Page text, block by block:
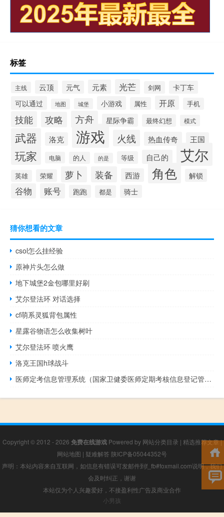
标签
主线 云顶 元气 元素 光芒 剑网 卡丁车
可以通过 地图 城堡 小游戏 属性 开原 手机
技能 攻略 方舟 星际争霸 最终幻想 模式
武器 洛克 游戏 火线 热血传奇 王国
玩家 电脑 的人 的是 等级 自己的 艾尔
英雄 荣耀 萝卜 装备 西游 角色 解锁
谷物 账号 跑跑 都是 骑士
猜你想看的文章
csol怎么挂经验
原神片头怎么做
地下城堡2金包哪里好刷
艾尔登法环 对话选择
cf萌系灵狐背包属性
星露谷物语怎么收集树叶
艾尔登法环 喷火鹰
洛克王国h球战斗
医师定考信息管理系统（国家卫健委医师定期考核信息登记管理系统）
Copyright © 2012 - 2026 免费在线游戏Powered by 网站分类目录 | 精选推荐文章|
网站地图 | 疑难解答 陕ICP备05044352号
声明：本站内容来自互联网，如信息有错误可发邮件到f_fb#foxmail.com说明，我们
会及时纠正，谢谢
本站仅为个人兴趣爱好，不接盈利性广告及商业合作
小男孩